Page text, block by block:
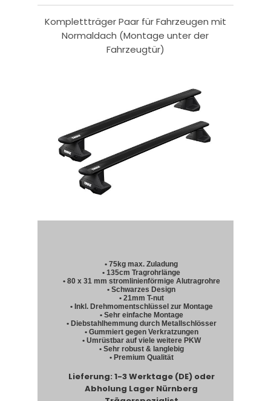
Komplettträger Paar für Fahrzeugen mit
Normaldach (Montage unter der
Fahrzeugtür)
• 75kg max. Zuladung
• 135cm Tragrohrlänge
• 80 x 31 mm stromlinienförmige Alutragrohre
• Schwarzes Design
• 21mm T-nut
• Inkl. Drehmomentschlüssel zur Montage
• Sehr einfache Montage
• Diebstahlhemmung durch Metallschlösser
• Gummiert gegen Verkratzungen
• Umrüstbar auf viele weitere PKW
• Sehr robust & langlebig
• Premium Qualität
Lieferung: 1-3 Werktage (DE) oder
Abholung Lager Nürnberg